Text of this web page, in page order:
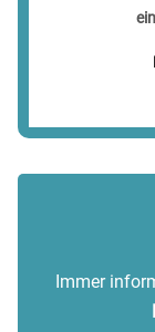
Immer